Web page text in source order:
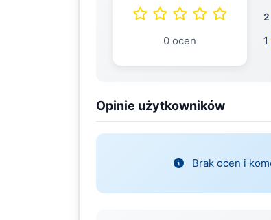
0 ocen
2
1
Opinie użytkowników
Brak ocen i